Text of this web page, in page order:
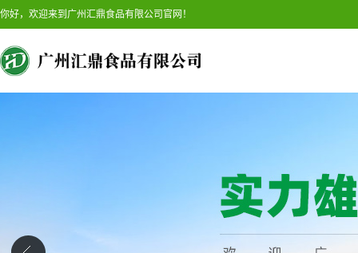
你好，欢迎来到广州汇鼎食品有限公司官网！